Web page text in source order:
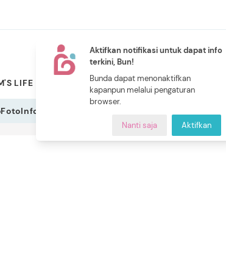
Aktifkan notifikasi untuk dapat info
terkini, Bun!
Bunda dapat menonaktifkan
kapanpun melalui pengaturan
browser.
Nanti saja Aktifkan
LIFE PILIHAN BUNDA
NEW
CERITA BUNDA
FotoInfografis